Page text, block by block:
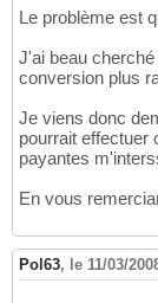
Le problème est
J'ai beau
conversion plus
Je viens donc
pourrait effectuer
payantes
En vous
Pol63, le 11/03/